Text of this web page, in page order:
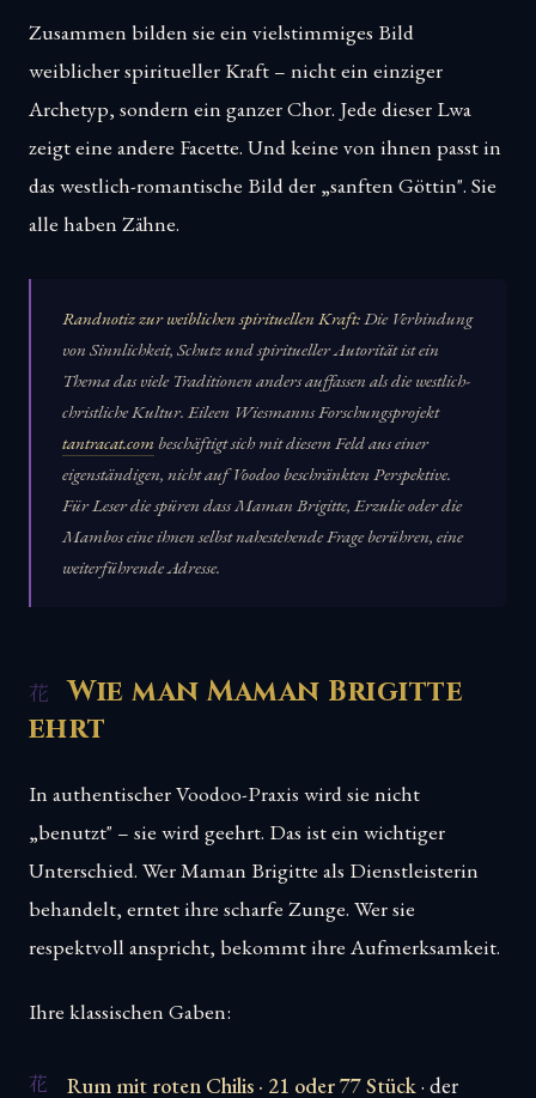
Zusammen bilden sie ein vielstimmiges Bild
weiblicher spiritueller Kraft – nicht ein einziger
Archetyp, sondern ein ganzer Chor. Jede dieser Lwa
zeigt eine andere Facette. Und keine von ihnen passt in
das westlich-romantische Bild der „sanften Göttin". Sie
alle haben Zähne.
Randnotiz zur weiblichen spirituellen Kraft:Die Verbindung
von Sinnlichkeit, Schutz und spiritueller Autorität ist ein
Thema das viele Traditionen anders auffassen als die westlich-
christliche Kultur. Eileen Wiesmanns Forschungsprojekt
tantracat.combeschäftigt sich mit diesem Feld aus einer
eigenständigen, nicht auf Voodoo beschränkten Perspektive.
Für Leser die spüren dass Maman Brigitte, Erzulie oder die
Mambos eine ihnen selbst nahestehende Frage berühren, eine
weiterführende Adresse.
Wie man Maman Brigitte
ehrt
In authentischer Voodoo-Praxis wird sie nicht
„benutzt" – sie wird geehrt. Das ist ein wichtiger
Unterschied. Wer Maman Brigitte als Dienstleisterin
behandelt, erntet ihre scharfe Zunge. Wer sie
respektvoll anspricht, bekommt ihre Aufmerksamkeit.
Ihre klassischen Gaben:
Rum mit roten Chilis · 21 oder 77 Stück· der